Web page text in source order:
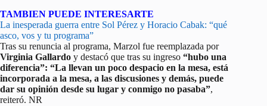
TAMBIEN PUEDE INTERESARTE
La inesperada guerra entre Sol Pérez y Horacio Cabak: “qué
asco, vos y tu programa”
Tras su renuncia al programa, Marzol fue reemplazada por
Virginia Gallardo y destacó que tras su ingreso “hubo una
diferencia”: “La llevan un poco despacio en la mesa, está
incorporada a la mesa, a las discusiones y demás, puede
dar su opinión desde su lugar y conmigo no pasaba”,
reiteró. NR